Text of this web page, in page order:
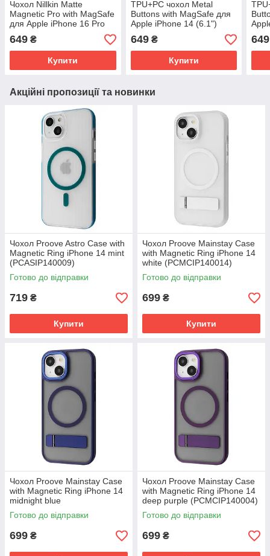
Чохол Nillkin Matte
Magnetic Pro with MagSafe
для Apple iPhone 16 Pro
Max (6.9") | Чорний / Black
649 ₴
Купити
TPU+PC чохол Metal
Buttons with MagSafe для
Apple iPhone 14 (6.1")
649₴
Купити
649
Акційні пропозиції та новинки
Чохол Proove Astro Case with
Magnetic Ring iPhone 14 mint
(PCASIP140009)
Готово до відправки
719 ₴
Купити
Чохол Proove Mainstay Case
with Magnetic Ring iPhone 14
white (PCMCIP140014)
Готово до відправки
699 ₴
Купити
Чохол Proove Mainstay Case
with Magnetic Ring iPhone 14
midnight blue
(PCMCIP140008)
Готово до відправки
699 ₴
Чохол Proove Mainstay Case
with Magnetic Ring iPhone 14
deep purple (PCMCIP140004)
Готово до відправки
699 ₴